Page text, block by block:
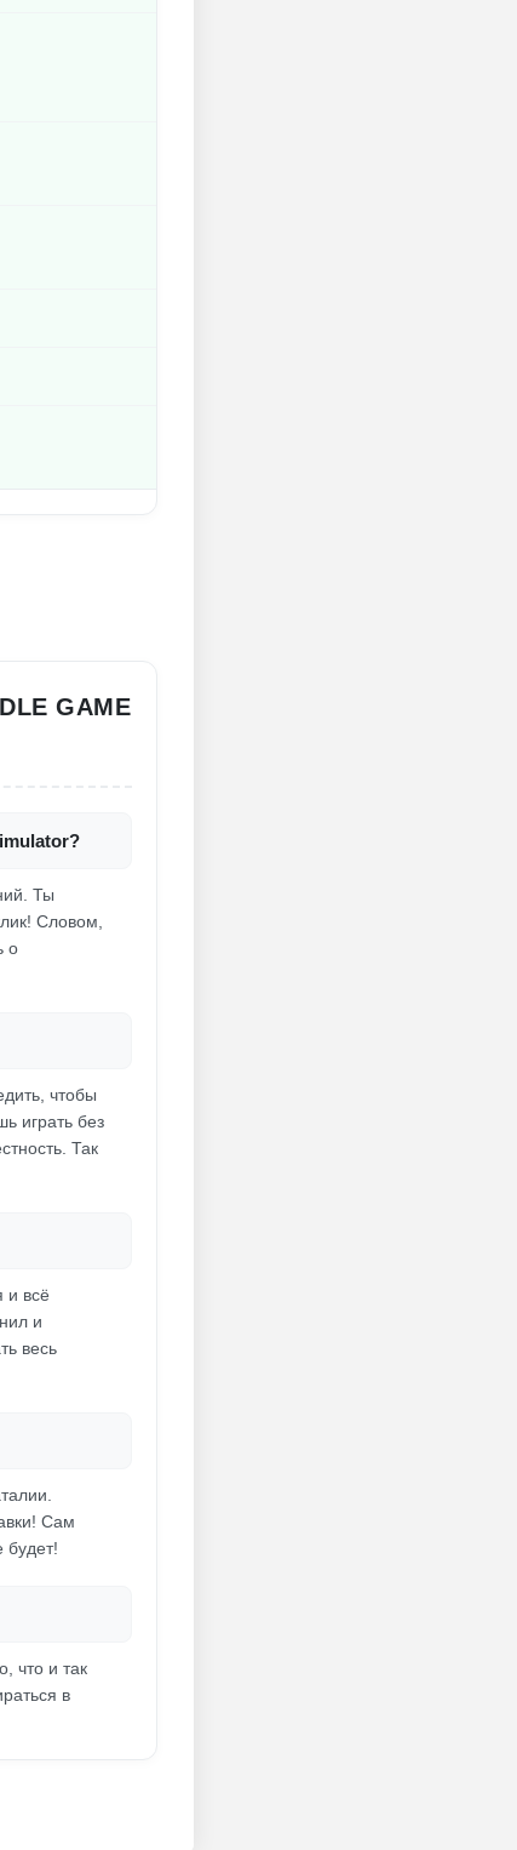
GAME
Ты
Словом,
о
чтобы
играть без
Так
и всё
и
весь
Сам
будет!
что и так
в